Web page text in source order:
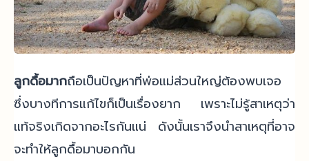
ลูกดื้อมากถือเป็นปัญหาที่พ่อแม่ส่วนใหญ่ต้องพบเจอ
ซึ่งบางทีการแก้ไขก็เป็นเรื่องยาก เพราะไม่รู้สาเหตุว่า
แท้จริงเกิดจากอะไรกันแน่ ดังนั้นเราจึงนำสาเหตุที่อาจ
จะทำให้ลูกดื้อมาบอกกัน